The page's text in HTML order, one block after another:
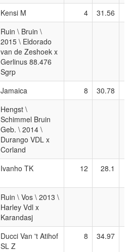
Kensi M 4
31.56
Ruin \ Bruin \
2015 \ Eldorado
van de Zeshoek x
Gerlinus 88.476
Sgrp
Jamaica 8
30.78
Hengst \
Schimmel Bruin
Geb. \ 2014 \
Durango VDL x
Corland
Ivanho TK 12 28.1
Ruin \ Vos \ 2013 \
Harley Vdl x
Karandasj
Ducci Van 't Atihof
SL Z
8 34.97